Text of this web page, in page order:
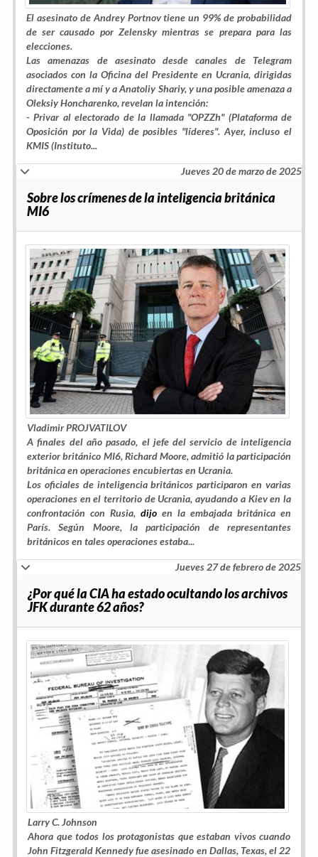
El asesinato de Andrey Portnov tiene un 99% de probabilidad
de ser causado por Zelensky mientras se prepara para las
elecciones.
Las amenazas de asesinato desde canales de Telegram
asociados con la Oficina del Presidente en Ucrania, dirigidas
directamente a mí y a Anatoliy Shariy, y una posible amenaza a
Oleksiy Honcharenko, revelan la intención:
- Privar al electorado de la llamada "OPZZh" (Plataforma de
Oposición por la Vida) de posibles "líderes". Ayer, incluso el
KMIS (Instituto...
Jueves 20 de marzo de 2025
Sobre los crímenes de la inteligencia británica
MI6
Vladimir PROJVATILOV
A finales del año pasado, el jefe del servicio de inteligencia
exterior británico MI6, Richard Moore, admitió la participación
británica en operaciones encubiertas en Ucrania.
Los oficiales de inteligencia británicos participaron en varias
operaciones en el territorio de Ucrania, ayudando a Kiev en la
confrontación con Rusia, dijo en la embajada británica en
París. Según Moore, la participación de representantes
británicos en tales operaciones estaba...
Jueves 27 de febrero de 2025
¿Por qué la CIA ha estado ocultando los archivos
JFK durante 62 años?
Larry C. Johnson
Ahora que todos los protagonistas que estaban vivos cuando
John Fitzgerald Kennedy fue asesinado en Dallas, Texas, el 22